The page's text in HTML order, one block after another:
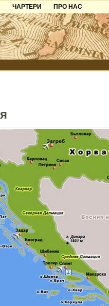
ЧАРТЕРИ
ПРО НАС
Контакти
Партнерам
Додати готель